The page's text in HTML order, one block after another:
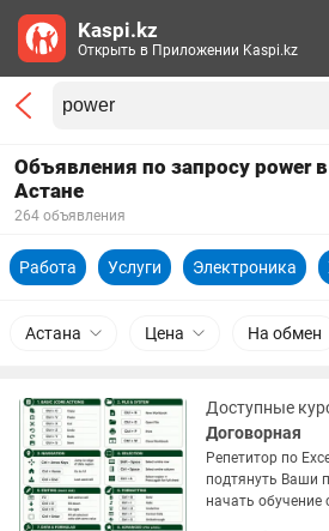
Объявления по запросу power в
Астане
264 объявления
Работа Услуги Электроника
Астана Цена На обмен
Договорная
Репетитор по
подтянуть Ваши
начать обучение
Kaspi.kz
Открыть в Приложении Kaspi.kz